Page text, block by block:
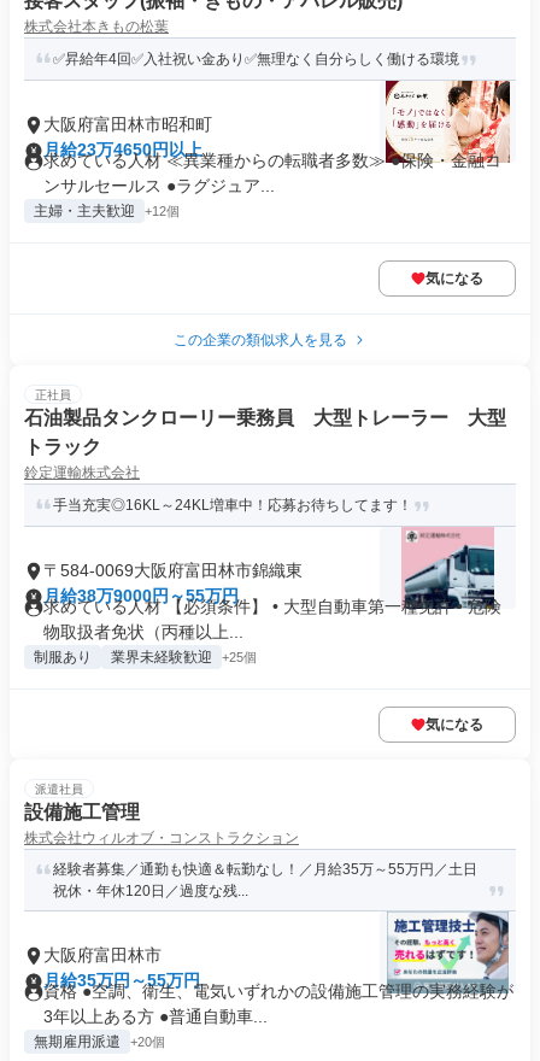
株式会社本きもの松葉
✅昇給年4回✅入社祝い金あり✅無理なく自分らしく働ける環境
大阪府富田林市昭和町
月給23万4650円以上
求めている人材 ≪異業種からの転職者多数≫ ●保険・金融コ
ンサルセールス ●ラグジュア...
主婦・主夫歓迎 +12個
気になる
この企業の類似求人を見る
正社員
石油製品タンクローリー乗務員 大型トレーラー 大型
トラック
鈴定運輸株式会社
手当充実◎16KL～24KL増車中！応募お待ちしてます！
〒584-0069大阪府富田林市錦織東
月給38万9000円～55万円
求めている人材 【必須条件】 • 大型自動車第一種免許 • 危険
物取扱者免状（丙種以上...
制服あり 業界未経験歓迎 +25個
気になる
派遣社員
設備施工管理
株式会社ウィルオブ・コンストラクション
経験者募集／通勤も快適＆転勤なし！／月給35万～55万円／土日
祝休・年休120日／過度な残...
大阪府富田林市
月給35万円～55万円
資格 ●空調、衛生、電気いずれかの設備施工管理の実務経験が
3年以上ある方 ●普通自動車...
無期雇用派遣 +20個